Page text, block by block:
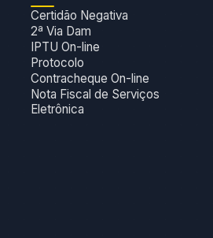
Certidão Negativa
2ª Via Dam
IPTU On-line
Protocolo
Contracheque On-line
Nota Fiscal de Serviços
Eletrônica